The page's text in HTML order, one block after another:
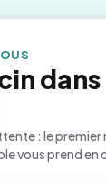
dans
: le premier
vous prend en